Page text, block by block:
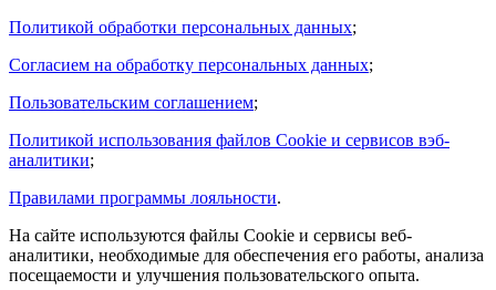
Политикой обработки персональных данных;
Согласием на обработку персональных данных;
Пользовательским соглашением;
Политикой использования файлов Cookie и сервисов вэб-
аналитики;
Правилами программы лояльности.
На сайте используются файлы Cookie и сервисы веб-
аналитики, необходимые для обеспечения его работы, анализа
посещаемости и улучшения пользовательского опыта.